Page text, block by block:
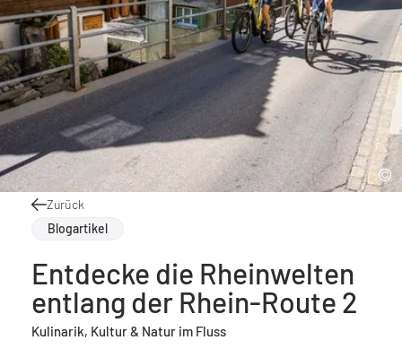
Zurück
Blogartikel
Entdecke die Rheinwelten
entlang der Rhein-Route 2
Kulinarik, Kultur & Natur im Fluss